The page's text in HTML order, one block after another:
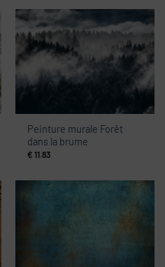
Peinture murale Forêt
dans la brume
€ 11.83